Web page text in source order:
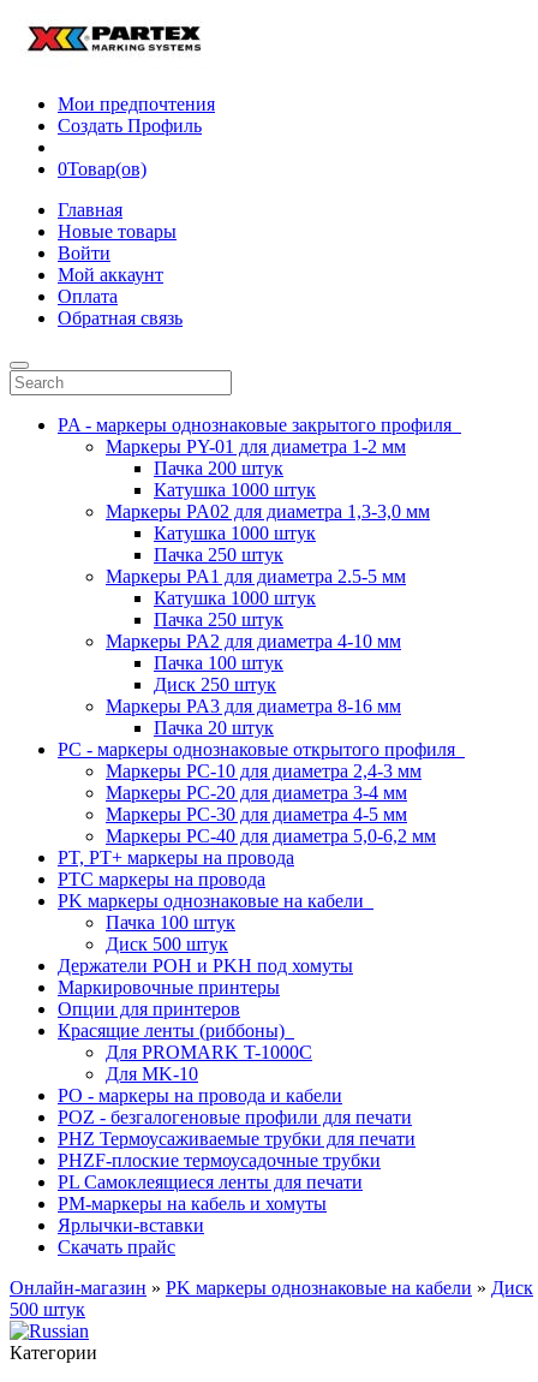
Мои предпочтения
Создать Профиль
0Товар(ов)
Главная
Новые товары
Войти
Мой аккаунт
Оплата
Обратная связь
PA - маркеры однознаковые закрытого профиля
Маркеры PY-01 для диаметра 1-2 мм
Пачка 200 штук
Катушка 1000 штук
Маркеры PA02 для диаметра 1,3-3,0 мм
Катушка 1000 штук
Пачка 250 штук
Маркеры PA1 для диаметра 2.5-5 мм
Катушка 1000 штук
Пачка 250 штук
Маркеры PA2 для диаметра 4-10 мм
Пачка 100 штук
Диск 250 штук
Маркеры PA3 для диаметра 8-16 мм
Пачка 20 штук
PC - маркеры однознаковые открытого профиля
Маркеры PC-10 для диаметра 2,4-3 мм
Маркеры PC-20 для диаметра 3-4 мм
Маркеры PC-30 для диаметра 4-5 мм
Маркеры PC-40 для диаметра 5,0-6,2 мм
PT, PT+ маркеры на провода
PTC маркеры на провода
PK маркеры однознаковые на кабели
Пачка 100 штук
Диск 500 штук
Держатели POH и PKH под хомуты
Маркировочные принтеры
Опции для принтеров
Красящие ленты (риббоны)
Для PROMARK T-1000C
Для MK-10
PO - маркеры на провода и кабели
POZ - безгалогеновые профили для печати
PHZ Термоусаживаемые трубки для печати
PHZF-плоские термоусадочные трубки
PL Самоклеящиеся ленты для печати
PM-маркеры на кабель и хомуты
Ярлычки-вставки
Скачать прайс
Онлайн-магазин » PK маркеры однознаковые на кабели » Диск
500 штук
Категории